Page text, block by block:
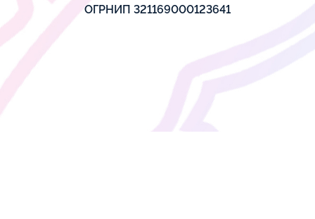
ОГРНИП 321169000123641